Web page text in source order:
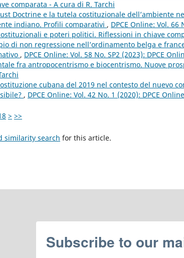
comparata - A cura di R. Tarchi
Doctrine e la tutela costituzionale dell’ambiente
indiano. Profili comparativi , DPCE Online: Vol. 66
e poteri politici. Riflessioni in chiave
di non regressione nell’ordinamento belga e
, DPCE Online: Vol. 58 No. SP2 (2023): DPCE
fra antropocentrismo e biocentrismo. Nuove
cubana del 2019 nel contesto del nuevo
, DPCE Online: Vol. 42 No. 1 (2020): DPCE
> >>
similarity search for this article.